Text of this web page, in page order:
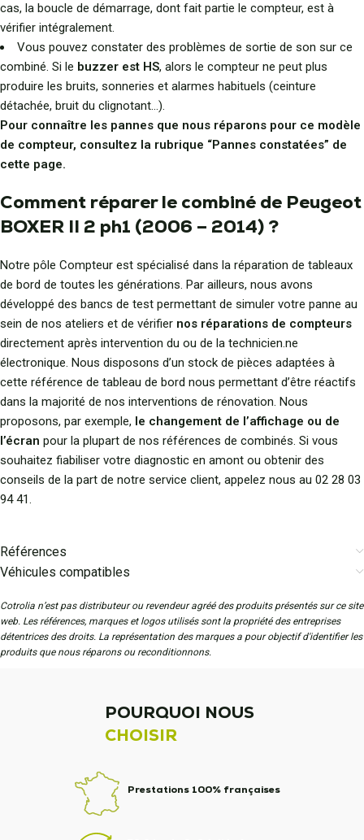
cas, la boucle de démarrage, dont fait partie le compteur, est à
vérifier intégralement.
Vous pouvez constater des problèmes de sortie de son sur ce
combiné. Si le buzzer est HS, alors le compteur ne peut plus
produire les bruits, sonneries et alarmes habituels (ceinture
détachée, bruit du clignotant…).
Pour connaître les pannes que nous réparons pour ce modèle
de compteur, consultez la rubrique “Pannes constatées” de
cette page.
Comment réparer le combiné de Peugeot
BOXER II 2 ph1 (2006 – 2014) ?
Notre pôle Compteur est spécialisé dans la réparation de tableaux
de bord de toutes les générations. Par ailleurs, nous avons
développé des bancs de test permettant de simuler votre panne au
sein de nos ateliers et de vérifier nos réparations de compteurs
directement après intervention du ou de la technicien.ne
électronique. Nous disposons d’un stock de pièces adaptées à
cette référence de tableau de bord nous permettant d’être réactifs
dans la majorité de nos interventions de rénovation. Nous
proposons, par exemple, le changement de l’affichage ou de
l’écran pour la plupart de nos références de combinés. Si vous
souhaitez fiabiliser votre diagnostic en amont ou obtenir des
conseils de la part de notre service client, appelez nous au 02 28 03
94 41.
Références
Véhicules compatibles
Cotrolia n’est pas distributeur ou revendeur agréé des produits présentés sur ce site
web. Les références, marques et logos utilisés sont la propriété des entreprises
détentrices des droits. La représentation des marques a pour objectif d'identifier les
produits que nous réparons ou reconditionnons.
POURQUOI NOUS
CHOISIR
Prestations 100% françaises